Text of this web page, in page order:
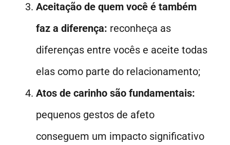
Aceitação de quem você é também
faz a diferença: reconheça as
diferenças entre vocês e aceite todas
elas como parte do relacionamento;
Atos de carinho são fundamentais:
pequenos gestos de afeto
conseguem um impacto significativo